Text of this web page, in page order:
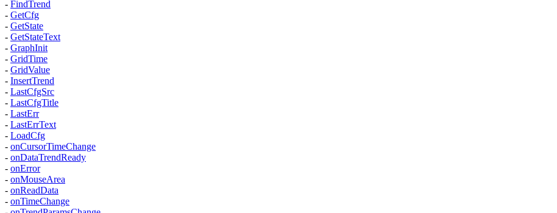
- FindTrend
- GetCfg
- GetState
- GetStateText
- GraphInit
- GridTime
- GridValue
- InsertTrend
- LastCfgSrc
- LastCfgTitle
- LastErr
- LastErrText
- LoadCfg
- onCursorTimeChange
- onDataTrendReady
- onError
- onMouseArea
- onReadData
- onTimeChange